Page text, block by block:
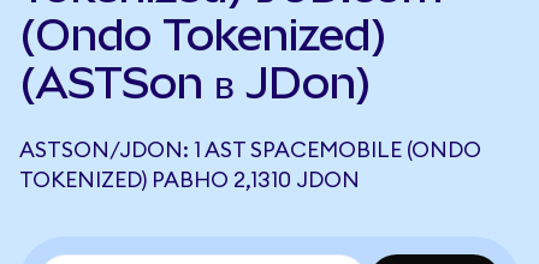
(Ondo Tokenized)
(ASTSon в JDon)
ASTSON/JDON: 1 AST SPACEMOBILE (ONDO
TOKENIZED) РАВНО 2,1310 JDON